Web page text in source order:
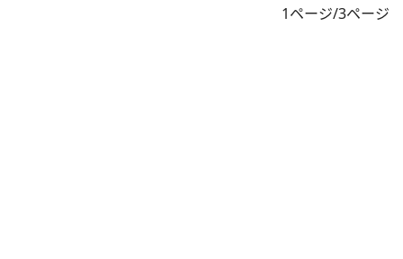
1ページ/3ページ